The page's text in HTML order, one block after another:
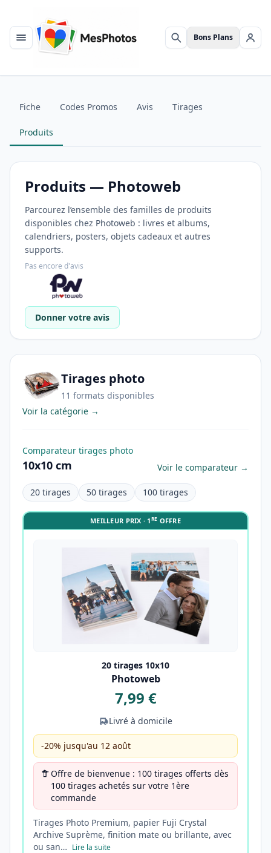
Menu Rechercher
Bons Plans Se
Fiche Codes Promos Avis Tirages
Produits
Produits — Photoweb
Parcourez l’ensemble des familles de produits
disponibles chez Photoweb : livres et albums,
calendriers, posters, objets cadeaux et autres
supports.
Pas encore d'avis
Donner votre avis
Tirages photo
11 formats disponibles
Voir la catégorie →
Comparateur tirages photo
10x10 cm Voir le comparateur →
20 tirages 50 tirages 100 tirages
MEILLEUR PRIX · 1RE OFFRE
20 tirages 10x10
Photoweb
7,99 €
Livré à domicile
-20% jusqu'au 12 août
Offre de bienvenue : 100 tirages offerts dès
100 tirages achetés sur votre 1ère
commande
Tirages Photo Premium, papier Fuji Crystal
Archive Suprème, finition mate ou brillante, avec
ou san… Lire la suite